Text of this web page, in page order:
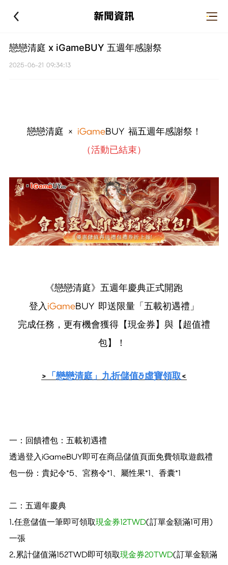
新聞資訊
戀戀清庭 x iGameBUY 五週年感謝祭
2025-06-21 09:34:13
戀戀清庭 × iGameBUY 福五週年感謝祭！
（活動已結束）
《戀戀清庭》五週年慶典正式開跑
登入iGameBUY 即送限量「五載初遇禮」
完成任務，更有機會獲得【現金券】與【超值禮
包】！
> 「戀戀清庭」九折儲值&虛寶領取<
一：回饋禮包：五載初遇禮
透過登入iGameBUY即可在商品儲值頁面免費領取遊戲禮
包一份：貴妃令*5、宮務令*1、屬性果*1、香囊*1
二：五週年慶典
1.任意儲值一筆即可領取現金券12TWD(訂單金額滿1可用)
一張
2.累計儲值滿152TWD即可領取現金券20TWD(訂單金額滿